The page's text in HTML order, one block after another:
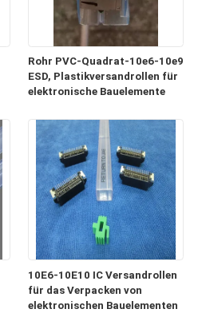
Rohr PVC-Quadrat-10e6-10e9
ESD, Plastikversandrollen für
elektronische Bauelemente
10E6-10E10 IC Versandrollen
für das Verpacken von
elektronischen Bauelementen